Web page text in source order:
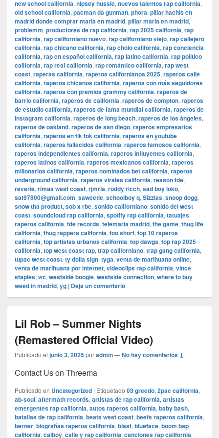
new school california, nipsey hussle, nuevos talentos rap california,
old school california, pacman da gunman, phora, pillar hachis en
madrid donde comprar maria en madrid, pillar maria en madrid,
problemm, productores de rap california, rap 2025 california, rap
california, rap californiano nuevo, rap californiano viejo, rap callejero
california, rap chicano california, rap cholo california, rap conciencia
california, rap en español california, rap latino california, rap político
california, rap real california, rap romántico california, rap west
coast, raperas california, raperos californianos 2025, raperos calle
california, raperos chicanos california, raperos con más seguidores
california, raperos con premios grammy california, raperos de
barrio california, raperos de california, raperos de compton, raperos
de estudio california, raperos de fama mundial california, raperos de
instagram california, raperos de long beach, raperos de los ángeles,
raperos de oakland, raperos de san diego, raperos empresarios
california, raperos en tik tok california, raperos en youtube
california, raperos fallecidos california, raperos famosos california,
raperos independientes california, raperos influyentes california,
raperos latinos california, raperos mexicanos california, raperos
millonarios california, raperos nominados bet california, raperos
underground california, raperos virales california, reason tde,
reverie, rimas west coast, rjmrla, roddy ricch, sad boy loko,
sat97800@gmail.com, saweetie, schoolboy q, Sizzlas, snoop dogg,
snow tha product, sob x rbe, sonido californiano, sonido del west
coast, soundcloud rap california, spotify rap california, tatuajes
raperos california, tde records, telemaria madrid, the game, thug life
california, thug rappers california, too short, top 10 raperos
california, top artistas urbanos california, top dawgs, top rap 2025
california, top west coast rap, trap californiano, trap gang california,
tupac west coast, ty dolla sign, tyga, venta de marihuana online,
venta de marihuana por internet, videoclips rap california, vince
staples, wc, westside boogie, westside connection, where to buy
weed in madrid, yg | Deja un comentario
Lil Rob – Summer Nights
(Remastered Official Video)
Publicado el junio 3, 2025poradmin—No hay comentarios ↓
Contact Us on Threema
Publicado en Uncategorized | Etiquetado 03 greedo, 2pac california,
ab-soul, aftermath records, artistas de rap california, artistas
emergentes rap california, autos raperos california, baby bash,
batallas de rap california, beats west coast, beefs raperos california,
berner, biografías raperos california, blast, blueface, boom bap
california, calboy, calle y rap california, canciones rap california,